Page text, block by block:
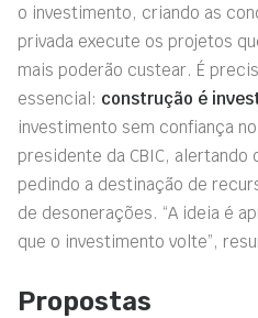
o investimento, criando as
privada execute os projetos
mais poderão custear. É
essencial: construção é
investimento sem confiança
presidente da CBIC, alertando
pedindo a destinação de
de desonerações. “A ideia é
que o investimento volte”,
Propostas